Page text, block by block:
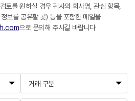
토를 원하실 경우 귀사의 회사명, 관심 항목,
보를 공유할 곳) 등을 포함한 메일을
으로 문의해 주시길 바랍니다
거래 구분